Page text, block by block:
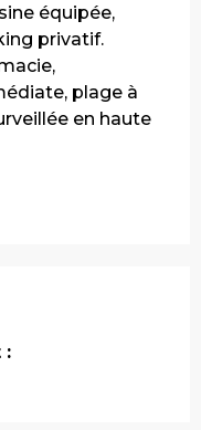
équipée,
privatif.
plage à
en haute
: